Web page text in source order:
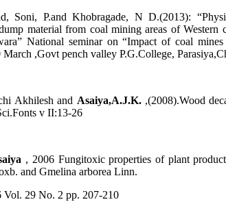
Soni, P.and Khobragade, N D.(2013):
material from coal mining areas of Western
National seminar on “Impact of coal
,Govt pench valley P.G.College,
Akhilesh and Asaiya,A.J.K.,(2008).Wood
v II:13-26
, 2006Fungitoxic properties of plant
and Gmelina arborea Linn.
Vol. 29 No. 2 pp. 207-210